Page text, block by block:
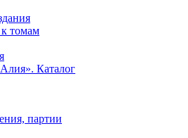
томам
Каталог
партии